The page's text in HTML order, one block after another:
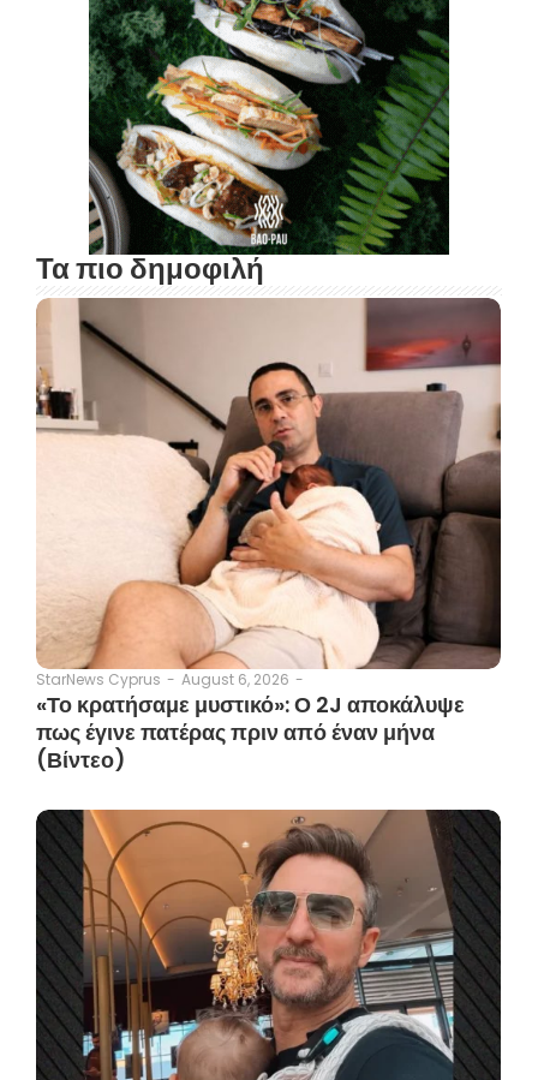
Τα πιο δημοφιλή
StarNews Cyprus - August 6, 2026 -
«Το κρατήσαμε μυστικό»: Ο 2J αποκάλυψε
πως έγινε πατέρας πριν από έναν μήνα
(Βίντεο)